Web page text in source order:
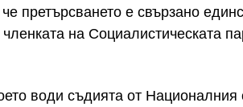
че претърсването е свързано
на Социалистическата
води съдията от